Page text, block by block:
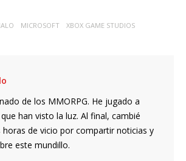
MICROSOFT XBOX GAME STUDIOS
de los MMORPG. He jugado a
han visto la luz. Al final, cambié
horas de vicio por compartir noticias y
este mundillo.